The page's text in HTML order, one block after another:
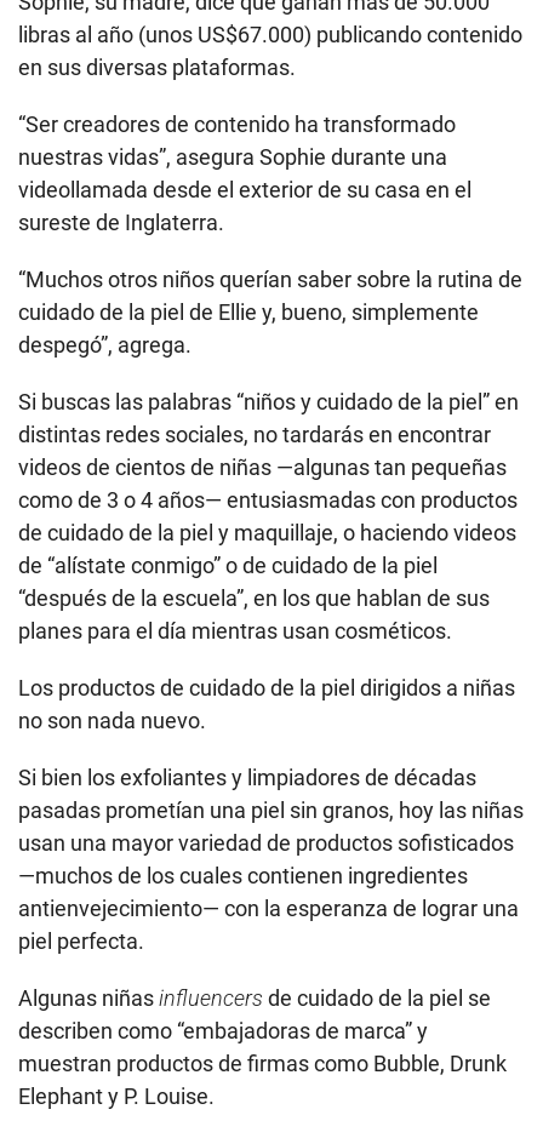
libras al año (unos US$67.000) publicando contenido
en sus diversas plataformas.
“Ser creadores de contenido ha transformado
nuestras vidas”, asegura Sophie durante una
videollamada desde el exterior de su casa en el
sureste de Inglaterra.
“Muchos otros niños querían saber sobre la rutina de
cuidado de la piel de Ellie y, bueno, simplemente
despegó”, agrega.
Si buscas las palabras “niños y cuidado de la piel” en
distintas redes sociales, no tardarás en encontrar
videos de cientos de niñas —algunas tan pequeñas
como de 3 o 4 años— entusiasmadas con productos
de cuidado de la piel y maquillaje, o haciendo videos
de “alístate conmigo” o de cuidado de la piel
“después de la escuela”, en los que hablan de sus
planes para el día mientras usan cosméticos.
Los productos de cuidado de la piel dirigidos a niñas
no son nada nuevo.
Si bien los exfoliantes y limpiadores de décadas
pasadas prometían una piel sin granos, hoy las niñas
usan una mayor variedad de productos sofisticados
—muchos de los cuales contienen ingredientes
antienvejecimiento— con la esperanza de lograr una
piel perfecta.
Algunas niñasinfluencers de cuidado de la piel se
describen como “embajadoras de marca” y
muestran productos de firmas como Bubble, Drunk
Elephant y P. Louise.